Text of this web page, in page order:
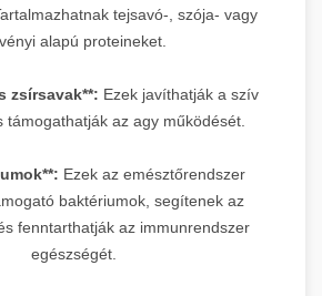
tejsavó-, szója- vagy
alapú proteineket.
zsírsavak**: Ezek javíthatják a szív
támogathatják az agy működését.
Ezek az emésztőrendszer
baktériumok, segítenek az
fenntarthatják az immunrendszer
egészségét.